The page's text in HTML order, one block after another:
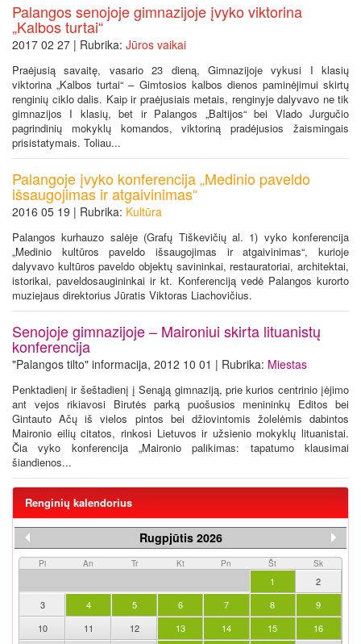
Palangos senojoje gimnazijoje įvyko viktorina
„Kalbos turtai“
2017 02 27 | Rubrika: Jūros vaikai
Praėjusią savaitę, vasario 23 dieną, Gimnazijoje vykusi I klasių
viktorina „Kalbos turtai“ – Gimtosios kalbos dienos paminėjimui skirtų
renginių ciklo dalis. Kaip ir praėjusiais metais, renginyje dalyvavo ne tik
gimnazijos I klasių, bet ir Palangos „Baltijos“ bei Vlado Jurgučio
pagrindinių mokyklų komandos, viktoriną pradėjusios žaismingais
prisistatymais. Toliau...
Palangoje įvyko konferencija „Medinio paveldo
išsaugojimas ir atgaivinimas“
2016 05 19 | Rubrika: Kultūra
Palangos kurhauzo salėje (Grafų Tiškevičių al. 1) vyko konferencija
„Medinio kultūros paveldo išsaugojimas ir atgaivinimas“, kurioje
dalyvavo kultūros paveldo objektų savininkai, restauratoriai, architektai,
istorikai, paveldosaugininkai ir kt. Konferenciją vedė Palangos kurorto
muziejaus direktorius Jūratis Viktoras Liachovičius.
Senojoje gimnazijoje – Maironiui skirta lituanistų
konferencija
"Palangos tilto" informacija, 2012 10 01 | Rubrika: Miestas
Penktadienį ir šeštadienį į Senąją gimnaziją, prie kurios centrinio įėjimo
ant vejos rikiavosi Birutės parką puošusios menininkų Editos bei
Gintauto Ačų iš vielos pintos bei džiovintomis žolelėmis dabintos
Maironio eilių citatos, rinkosi Lietuvos ir užsienio mokyklų lituanistai.
Čia vyko konferencija „Maironio palikimas: tapatumo klausimai
šiandienos...
Renginių kalendorius
Rugpjūtis 2026
Pi An Tr Kt Pn Št Sk
1
2
3
4 5 6 7 8
9
10
11 12 13 14 15 16